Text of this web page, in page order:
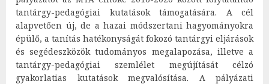
tantárgy-pedagógiai kutatások támogatására. A cél
alapvetően új, de a hazai módszertani hagyományokra
épülő, a tanítás hatékonyságát fokozó tantárgyi eljárások
és segédeszközök tudományos megalapozása, illetve a
tantárgy-pedagógiai szemlélet megújítását célzó
gyakorlatias kutatások megvalósítása. A pályázati